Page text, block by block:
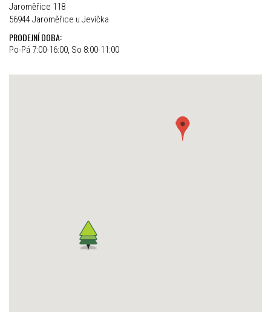
Jaroměřice 118
56944 Jaroměřice u Jevíčka
PRODEJNÍ DOBA:
Po-Pá 7:00-16:00, So 8:00-11:00